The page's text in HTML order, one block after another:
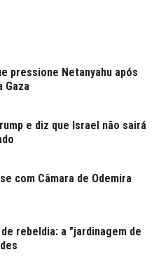
pressione Netanyahu após
Gaza
e diz que Israel não sairá
com Câmara de Odemira
rebeldia: a "jardinagem de